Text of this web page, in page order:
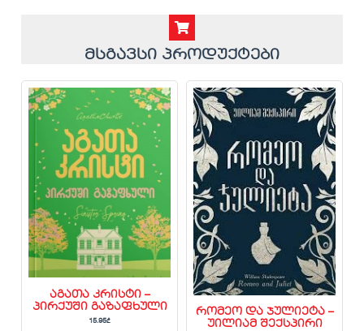
მსგავსი პროდუქტები
აგათა კრისტი –
პირქუში გაზაფხული
15.95₾
რომეო და ჯულიეტა –
უილიამ შექსპირი